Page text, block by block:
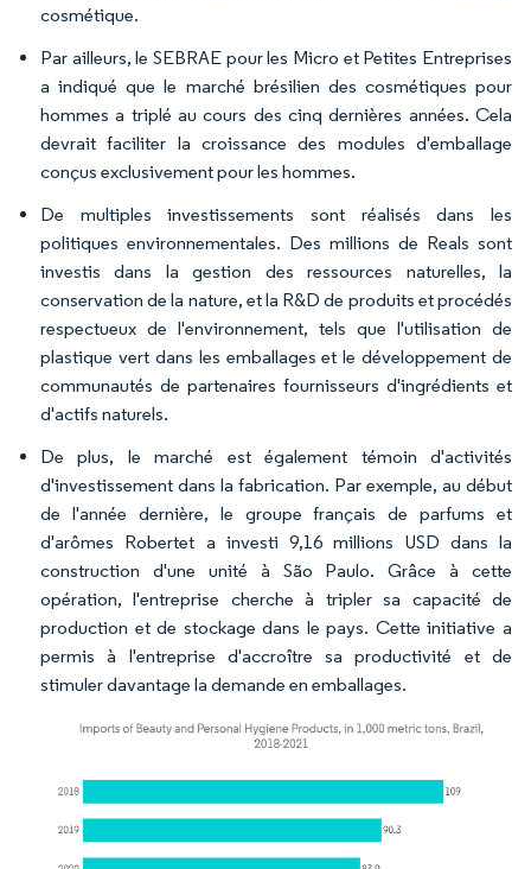
cosmétique.
Par ailleurs, le SEBRAE pour les Micro et Petites Entreprises
a indiqué que le marché brésilien des cosmétiques pour
hommes a triplé au cours des cinq dernières années. Cela
devrait faciliter la croissance des modules d'emballage
conçus exclusivement pour les hommes.
De multiples investissements sont réalisés dans les
politiques environnementales. Des millions de Reals sont
investis dans la gestion des ressources naturelles, la
conservation de la nature, et la R&D de produits et procédés
respectueux de l'environnement, tels que l'utilisation de
plastique vert dans les emballages et le développement de
communautés de partenaires fournisseurs d'ingrédients et
d'actifs naturels.
De plus, le marché est également témoin d'activités
d'investissement dans la fabrication. Par exemple, au début
de l'année dernière, le groupe français de parfums et
d'arômes Robertet a investi 9,16 millions USD dans la
construction d'une unité à São Paulo. Grâce à cette
opération, l'entreprise cherche à tripler sa capacité de
production et de stockage dans le pays. Cette initiative a
permis à l'entreprise d'accroître sa productivité et de
stimuler davantage la demande en emballages.